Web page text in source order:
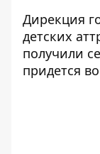
Дирекция
детских
получили
придется